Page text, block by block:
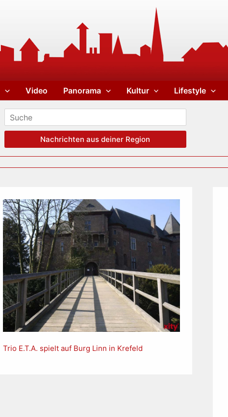
Video Panorama Kultur Lifestyle
Nachrichten aus deiner Region
Trio E.T.A. spielt auf Burg Linn in Krefeld